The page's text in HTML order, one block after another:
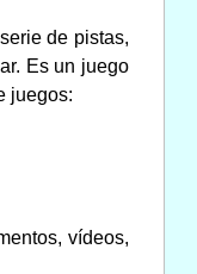
de pistas,
Es un juego
juegos:
vídeos,